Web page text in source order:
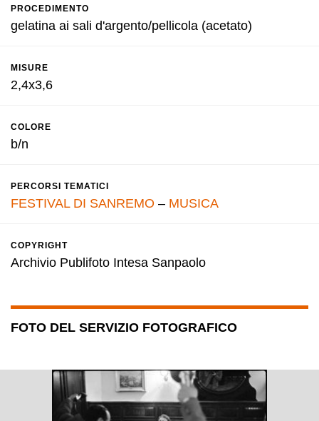
PROCEDIMENTO
gelatina ai sali d'argento/pellicola (acetato)
MISURE
2,4x3,6
COLORE
b/n
PERCORSI TEMATICI
FESTIVAL DI SANREMO – MUSICA
COPYRIGHT
Archivio Publifoto Intesa Sanpaolo
FOTO DEL SERVIZIO FOTOGRAFICO